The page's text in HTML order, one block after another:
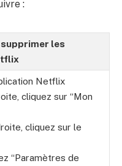
:
les
Netflix
cliquez sur “Mon
cliquez sur le
“Paramètres de